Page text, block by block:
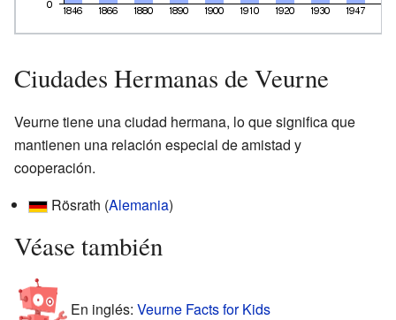
Ciudades Hermanas de Veurne
Veurne tiene una ciudad hermana, lo que significa que
mantienen una relación especial de amistad y
cooperación.
Rösrath (Alemania)
Véase también
En inglés: Veurne Facts for Kids